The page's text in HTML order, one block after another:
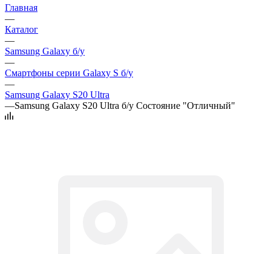
Главная
—
Каталог
—
Samsung Galaxy б/у
—
Смартфоны серии Galaxy S б/у
—
Samsung Galaxy S20 Ultra
—Samsung Galaxy S20 Ultra б/у Состояние "Отличный"